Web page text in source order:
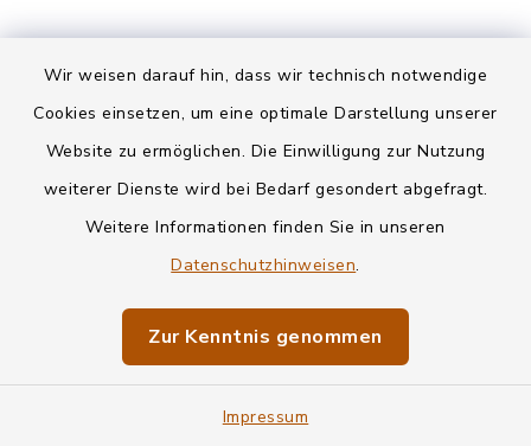
Wir weisen darauf hin, dass wir technisch notwendige
Cookies einsetzen, um eine optimale Darstellung unserer
Website zu ermöglichen. Die Einwilligung zur Nutzung
weiterer Dienste wird bei Bedarf gesondert abgefragt.
Weitere Informationen finden Sie in unseren
Datenschutzhinweisen.
Zur Kenntnis genommen
Impressum
Auftragsverarbeitung angebundenen Dienste
oder Möglichkeiten der Einbindung
optionaler Module. Eine gesonderte
Einwilligung wird, sofern eine solche
Eine Übermittlung Ihrer Daten an Dritte zu
anderen als den im Folgenden aufgeführten
Zwecken findet nicht statt.
Wir geben Ihre Daten nur an Dritte weiter,